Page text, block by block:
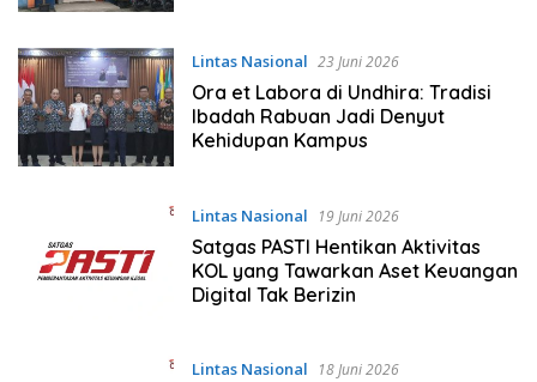
Lintas Nasional 23 Juni 2026
Ora et Labora di Undhira: Tradisi
Ibadah Rabuan Jadi Denyut
Kehidupan Kampus
Lintas Nasional 19 Juni 2026
Satgas PASTI Hentikan Aktivitas
KOL yang Tawarkan Aset Keuangan
Digital Tak Berizin
Lintas Nasional 18 Juni 2026